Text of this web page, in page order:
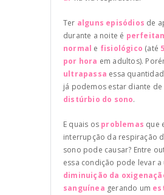
Ter alguns episódios de
durante a noite é
normal e fisiológico (até
por hora em adultos).
ultrapassa essa
já podemos estar diante de
distúrbio do sono.
E quais os problemas que
interrupção da respiração
sono pode causar? Entre
essa condição pode levar a
diminuição da
sanguínea gerando um